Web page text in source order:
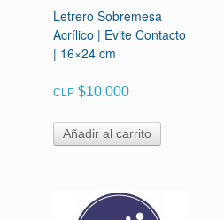
Letrero Sobremesa
Acrílico | Evite Contacto
| 16×24 cm
CLP $10.000
Añadir al carrito